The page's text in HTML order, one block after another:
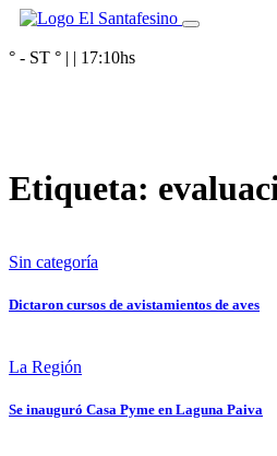
° - ST ° | | 17:10hs
Etiqueta:
Sin categoría
Dictaron cursos de avistamientos de aves
La Región
Se inauguró Casa Pyme en Laguna Paiva